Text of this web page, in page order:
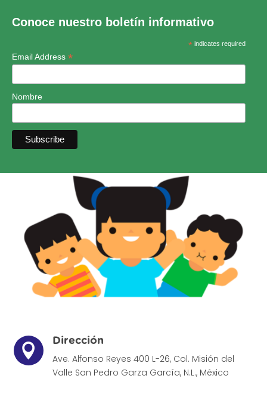
Conoce nuestro boletín informativo
*indicates required
Email Address *
Nombre

Dirección
Ave. Alfonso Reyes 400 L-26, Col. Misión del
Valle San Pedro Garza García, N.L., México